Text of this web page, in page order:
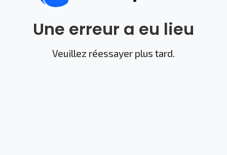
Une erreur a eu lieu
Veuillez réessayer plus tard.